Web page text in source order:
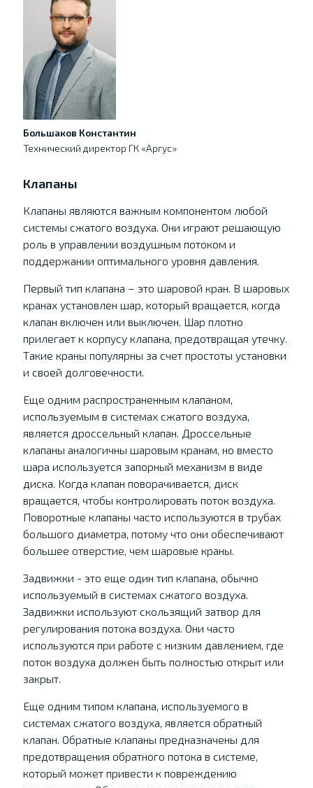
Большаков Константин
Технический директор ГК «Аргус»
Клапаны
Клапаны являются важным компонентом любой
системы сжатого воздуха. Они играют решающую
роль в управлении воздушным потоком и
поддержании оптимального уровня давления.
Первый тип клапана – это шаровой кран. В шаровых
кранах установлен шар, который вращается, когда
клапан включен или выключен. Шар плотно
прилегает к корпусу клапана, предотвращая утечку.
Такие краны популярны за счет простоты установки
и своей долговечности.
Еще одним распространенным клапаном,
используемым в системах сжатого воздуха,
является дроссельный клапан. Дроссельные
клапаны аналогичны шаровым кранам, но вместо
шара используется запорный механизм в виде
диска. Когда клапан поворачивается, диск
вращается, чтобы контролировать поток воздуха.
Поворотные клапаны часто используются в трубах
большого диаметра, потому что они обеспечивают
большее отверстие, чем шаровые краны.
Задвижки - это еще один тип клапана, обычно
используемый в системах сжатого воздуха.
Задвижки используют скользящий затвор для
регулирования потока воздуха. Они часто
используются при работе с низким давлением, где
поток воздуха должен быть полностью открыт или
закрыт.
Еще одним типом клапана, используемого в
системах сжатого воздуха, является обратный
клапан. Обратные клапаны предназначены для
предотвращения обратного потока в системе,
который может привести к повреждению